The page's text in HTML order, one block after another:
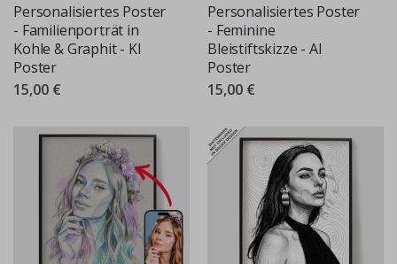
Personalisiertes Poster
- Familienporträt in
Kohle & Graphit - KI
Poster
15,00 €
Personalisiertes Poster
- Feminine
Bleistiftskizze - AI
Poster
15,00 €